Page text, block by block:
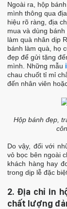
Ngoài ra, hộp
mình thông qua
hiệu rõ ràng, địa
mua và dùng bánh
làm quà nhân dịp
bánh làm quà, họ
đẹp để gửi tặng
mình. Những mẫu
chau chuốt tỉ mỉ
đến nhân viên
Hộp bánh đẹp,
Do vậy, đối với
vỏ bọc bên ngoài
khách hàng hay
trong dịp lễ đặc
2. Địa chỉ in
chất lượng